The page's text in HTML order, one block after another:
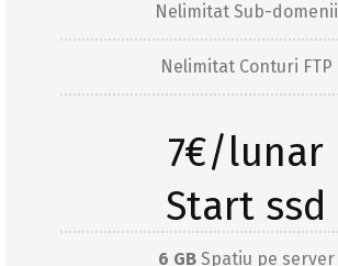
Nelimitat Sub-domenii
Nelimitat Conturi FTP
7€/lunar
Start ssd
6 GBSpatiu pe server